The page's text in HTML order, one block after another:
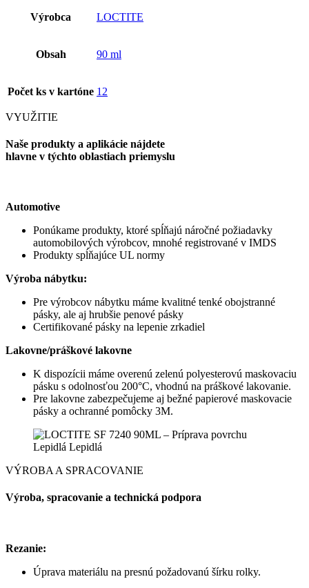
Výrobca LOCTITE
Obsah 90 ml
Počet ks v kartóne 12
VYUŽITIE
Naše produkty a aplikácie nájdete
hlavne v týchto oblastiach priemyslu
Automotive
Ponúkame produkty, ktoré spĺňajú náročné požiadavky
automobilových výrobcov, mnohé registrované v IMDS
Produkty spĺňajúce UL normy
Výroba nábytku:
Pre výrobcov nábytku máme kvalitné tenké obojstranné
pásky, ale aj hrubšie penové pásky
Certifikované pásky na lepenie zrkadiel
Lakovne/práškové lakovne
K dispozícii máme overenú zelenú polyesterovú maskovaciu
pásku s odolnosťou 200°C, vhodnú na práškové lakovanie.
Pre lakovne zabezpečujeme aj bežné papierové maskovacie
pásky a ochranné pomôcky 3M.
VÝROBA A SPRACOVANIE
Výroba, spracovanie a technická podpora
Rezanie:
Úprava materiálu na presnú požadovanú šírku rolky.